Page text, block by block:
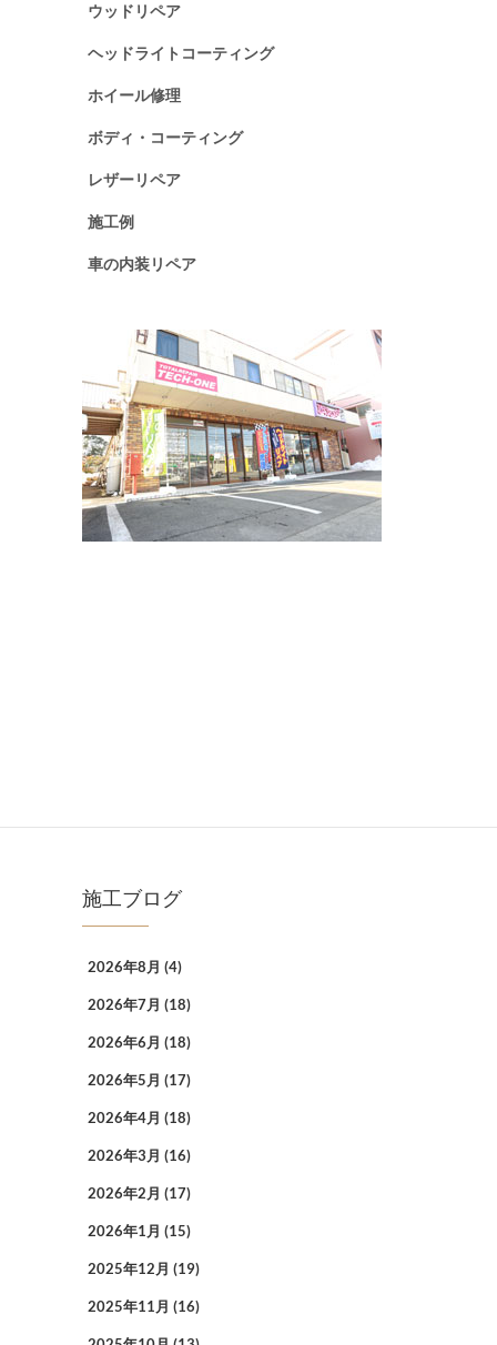
ウッドリペア
ヘッドライトコーティング
ホイール修理
ボディ・コーティング
レザーリペア
施工例
車の内装リペア
施工ブログ
2026年8月 (4)
2026年7月 (18)
2026年6月 (18)
2026年5月 (17)
2026年4月 (18)
2026年3月 (16)
2026年2月 (17)
2026年1月 (15)
2025年12月 (19)
2025年11月 (16)